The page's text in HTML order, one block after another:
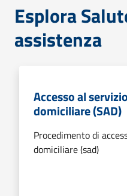
Esplora
assistenza
Accesso al
domiciliare (SAD)
Procedimento di
domiciliare (sad)